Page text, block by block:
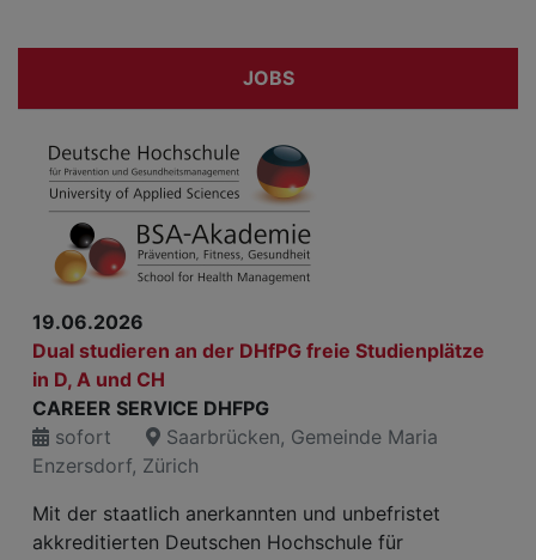
JOBS
19.06.2026
Dual studieren an der DHfPG freie Studienplätze
in D, A und CH
CAREER SERVICE DHFPG
sofort
Saarbrücken, Gemeinde Maria
Enzersdorf, Zürich
Mit der staatlich anerkannten und unbefristet
akkreditierten Deutschen Hochschule für